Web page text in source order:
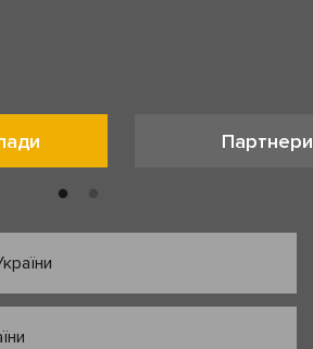
Партнери